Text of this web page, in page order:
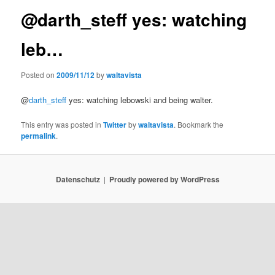
@darth_steff yes: watching
leb…
Posted on2009/11/12bywaltavista
@darth_steff yes: watching lebowski and being walter.
This entry was posted inTwitterbywaltavista. Bookmark the
permalink.
Datenschutz Proudly powered by WordPress